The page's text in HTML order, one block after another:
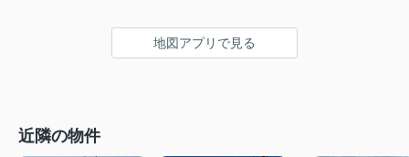
地図アプリで見る
近隣の物件